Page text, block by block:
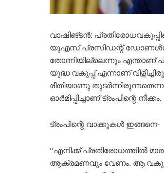
വാഷിങ്ടൻ:
യുഎസ് പ്രസിഡന്റ് ഡോണൾഡ്
തോന്നിയില്ലെന്നും
യുദ്ധ വകുപ്പ് എന്നാണ്
രീതിയാണു
ഓർമിപ്പിച്ചാണ് ട്രംപിന്റെ നീക്കം.
ട്രംപിന്റെ വാക്കുകൾ ഇങ്ങനെ-
‘‘എനിക്ക് പ്രതിരോധത്തിൽ
ആക്രമണവും വേണം. ആ